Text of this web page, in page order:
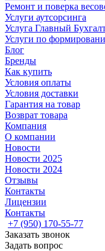
Ремонт и поверка
Услуги аутсорсинга
Услуга Главный
Услуги по
Блог
Бренды
Как купить
Условия оплаты
Условия доставки
Гарантия на товар
Возврат товара
Компания
О компании
Новости
Новости 2025
Новости 2024
Отзывы
Контакты
Лицензии
Контакты
+7 (950) 170-55-77
Заказать звонок
Задать вопрос